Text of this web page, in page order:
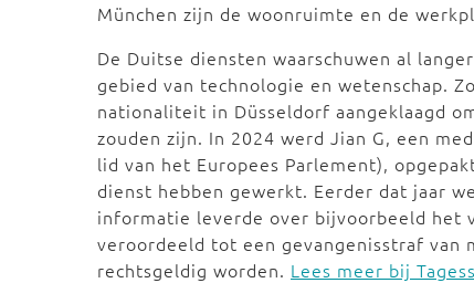
München zijn de woonruimte en de
De Duitse diensten waarschuwen al
gebied van technologie en wetenschap.
nationaliteit in Düsseldorf aangeklaagd
zouden zijn. In 2024 werd Jian G, een
lid van het Europees Parlement),
dienst hebben gewerkt. Eerder dat jaar
informatie leverde over bijvoorbeeld het
veroordeeld tot een gevangenisstraf van
rechtsgeldig worden. Lees meer bij